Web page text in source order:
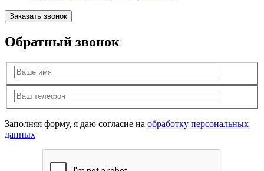
Заказать звонок
Обратный звонок
Заполняя форму, я даю согласие на обработку персональных
данных